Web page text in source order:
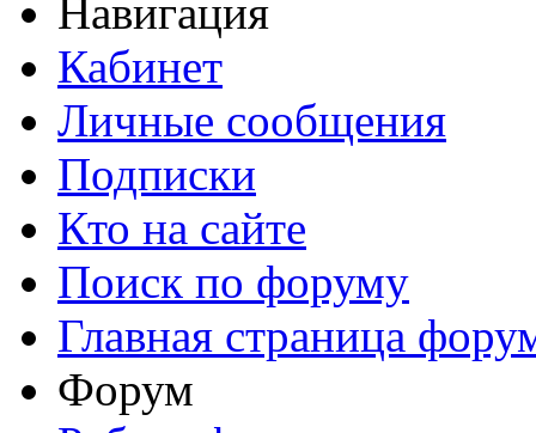
Навигация
Кабинет
Личные сообщения
Подписки
Кто на сайте
Поиск по форуму
Главная страница
Форум